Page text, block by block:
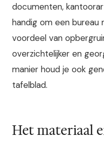
documenten,
handig om een bureau
voordeel van
overzichtelijker en
manier houd je ook
tafelblad.
Het materiaal